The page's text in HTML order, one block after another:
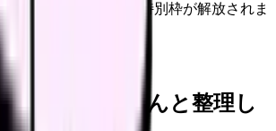
と、転職サポートの特別枠が解放されま
を、カンゴさんと整理し